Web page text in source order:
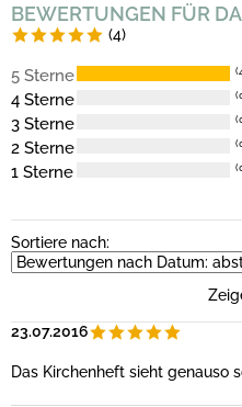
BEWERTUNGEN FÜR
(4)
5 Sterne
4 Sterne
3 Sterne
2 Sterne
1 Sterne
Sortiere nach:
23.07.2016
Das Kirchenheft sieht genauso